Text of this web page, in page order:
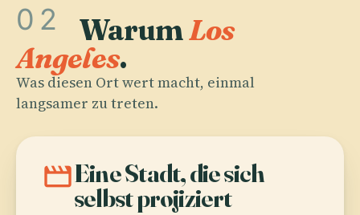
02 WarumLos
Angeles.
Was diesen Ort wert macht, einmal
langsamer zu treten.
movieEine Stadt, die sich
selbst projiziert